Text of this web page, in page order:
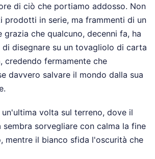
di ciò che portiamo addosso. Non
prodotti in serie, ma frammenti di un
grazia che qualcuno, decenni fa, ha
disegnare su un tovagliolo di carta
credendo fermamente che
davvero salvare il mondo dalla sua
volta sul terreno, dove il
sorvegliare con calma la fine
mentre il bianco sfida l'oscurità che